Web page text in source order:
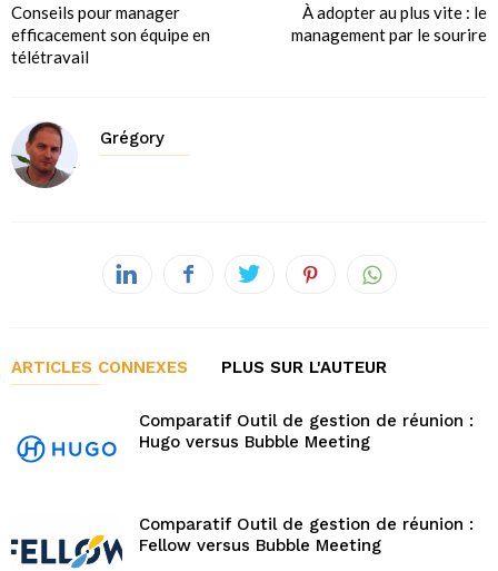
Conseils pour manager
efficacement son équipe en
télétravail
À adopter au plus vite : le
management par le sourire
Grégory
ARTICLES CONNEXES PLUS SUR L'AUTEUR
Comparatif Outil de gestion de réunion :
Hugo versus Bubble Meeting
Comparatif Outil de gestion de réunion :
Fellow versus Bubble Meeting